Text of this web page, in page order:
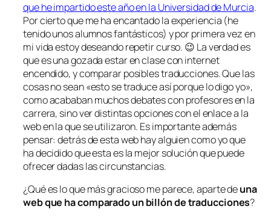
que he impartido este año en la Universidad de Murcia.
Por cierto que me ha encantado la experiencia (he
tenido unos alumnos fantásticos) y por primera vez en
mi vida estoy deseando repetir curso. 😉 La verdad es
que es una gozada estar en clase con internet
encendido, y comparar posibles traducciones. Que las
cosas no sean «esto se traduce así porque lo digo yo»,
como acababan muchos debates con profesores en la
carrera, sino ver distintas opciones con el enlace a la
web en la que se utilizaron. Es importante además
pensar: detrás de esta web hay alguien como yo que
ha decidido que esta es la mejor solución que puede
ofrecer dadas las circunstancias.
¿Qué es lo que más gracioso me parece, aparte deuna
web que ha comparado un billón de traducciones?